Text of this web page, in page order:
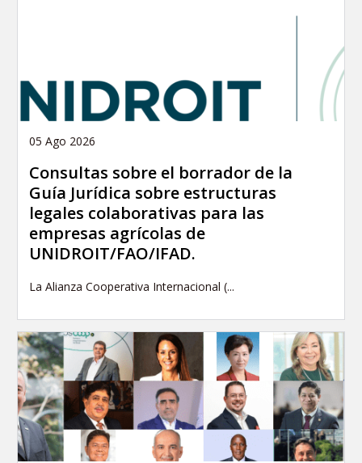
05 Ago 2026
Consultas sobre el borrador de la
Guía Jurídica sobre estructuras
legales colaborativas para las
empresas agrícolas de
UNIDROIT/FAO/IFAD.
La Alianza Cooperativa Internacional (...